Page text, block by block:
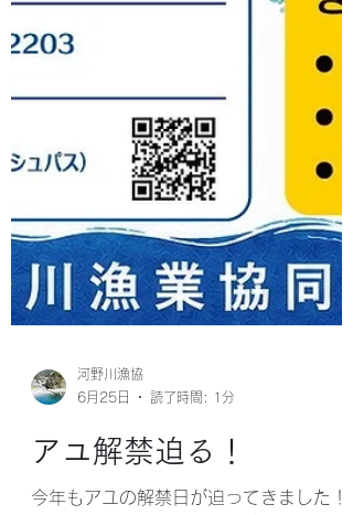
6月25日
読了時間: 1分
アユ解禁迫る！